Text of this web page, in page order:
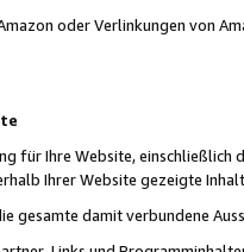
oder Verlinkungen von
für Ihre Website,
Ihrer Website gezeigte
gesamte damit verbundene